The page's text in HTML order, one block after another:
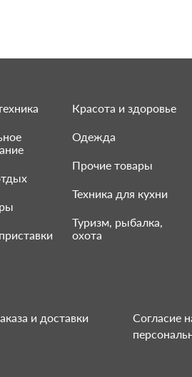
Красота и здоровье
Одежда
Прочие товары
Техника для кухни
Туризм, рыбалка,
охота
и доставки
Согласие